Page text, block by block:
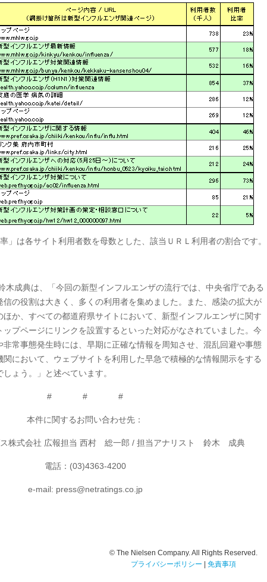
」は各サイト利用者数を母数とした、該当ＵＲＬ利用者の割合です。
木成典は、「今回の新型インフルエンザの流行では、中央省庁である
信の役割は大きく、多くの利用者を集めました。また、感染の拡大が
ほか、すべての都道府県サイトにおいて、新型インフルエンザに関す
ップページにリンクを設置するといった対応がなされていました。今
非常事態発生時には、早期に正確な情報を周知させ、混乱回避や事態
において、ウェブサイトを利用した早急で積極的な情報開示をする
ょう。」と述べています。
# # #
本件に関するお問い合わせ先：
ス株式会社 広報担当 西村 総一郎 / 担当アナリスト 鈴木 成典
電話：(03)4363-4200
e-mail: press@netratings.co.jp
© The Nielsen Company. All Rights Reserved.
プライバシーポリシー
免責事項